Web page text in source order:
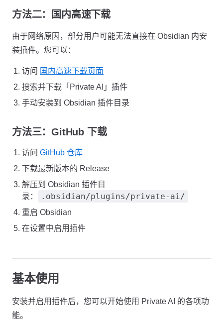
方法二：国内高速下载
由于网络原因，部分用户可能无法直接在 Obsidian 内安
装插件。您可以：
访问 国内高速下载页面
搜索并下载「Private AI」插件
手动安装到 Obsidian 插件目录
方法三：GitHub 下载
访问 GitHub 仓库
下载最新版本的 Release
解压到 Obsidian 插件目
录：
.obsidian/plugins/private-ai/
重启 Obsidian
在设置中启用插件
基本使用
安装并启用插件后，您可以开始使用 Private AI 的各项功
能。